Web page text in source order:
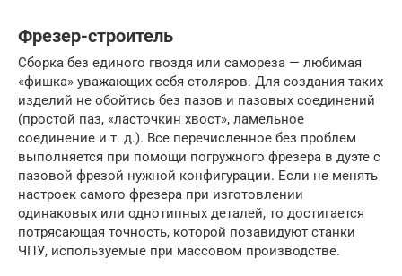
Фрезер-строитель
Сборка без единого гвоздя или самореза — любимая
«фишка» уважающих себя столяров. Для создания таких
изделий не обойтись без пазов и пазовых соединений
(простой паз, «ласточкин хвост», ламельное
соединение и т. д.). Все перечисленное без проблем
выполняется при помощи погружного фрезера в дуэте с
пазовой фрезой нужной конфигурации. Если не менять
настроек самого фрезера при изготовлении
одинаковых или однотипных деталей, то достигается
потрясающая точность, которой позавидуют станки
ЧПУ, используемые при массовом производстве.